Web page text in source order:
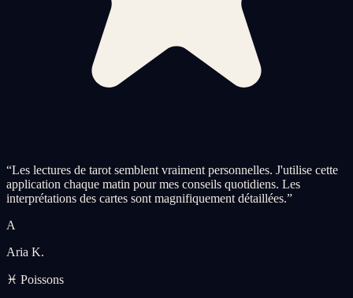
“Les lectures de tarot semblent vraiment personnelles. J'utilise cette
application chaque matin pour mes conseils quotidiens. Les
interprétations des cartes sont magnifiquement détaillées.”
A
Aria K.
♓ Poissons